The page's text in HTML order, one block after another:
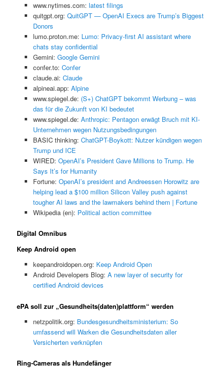
www.nytimes.com: latest filings
quitgpt.org: QuitGPT — OpenAI Execs are Trump’s Biggest
Donors
lumo.proton.me: Lumo: Privacy-first AI assistant where
chats stay confidential
Gemini: ‎Google Gemini
confer.to: Confer
claude.ai: Claude
alpineai.app: Alpine
www.spiegel.de: (S+) ChatGPT bekommt Werbung – was
das für die Zukunft von KI bedeutet
www.spiegel.de: Anthropic: Pentagon erwägt Bruch mit KI-
Unternehmen wegen Nutzungsbedingungen
BASIC thinking: ChatGPT-Boykott: Nutzer kündigen wegen
Trump und ICE
WIRED: OpenAI’s President Gave Millions to Trump. He
Says It’s for Humanity
Fortune: OpenAI’s president and Andreessen Horowitz are
helping lead a $100 million Silicon Valley push against
tougher AI laws and the lawmakers behind them | Fortune
Wikipedia (en): Political action committee
Digital Omnibus
Keep Android open
keepandroidopen.org: Keep Android Open
Android Developers Blog: A new layer of security for
certified Android devices
ePA soll zur „Gesundheits(daten)plattform“ werden
netzpolitik.org: Bundesgesundheitsministerium: So
umfassend will Warken die Gesundheitsdaten aller
Versicherten verknüpfen
Ring-Cameras als Hundefänger